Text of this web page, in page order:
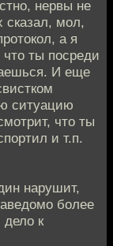
нервы не
сказал, мол,
а я
ты посреди
И еще
ситуацию
что ты
и т.п.
нарушит,
более
к